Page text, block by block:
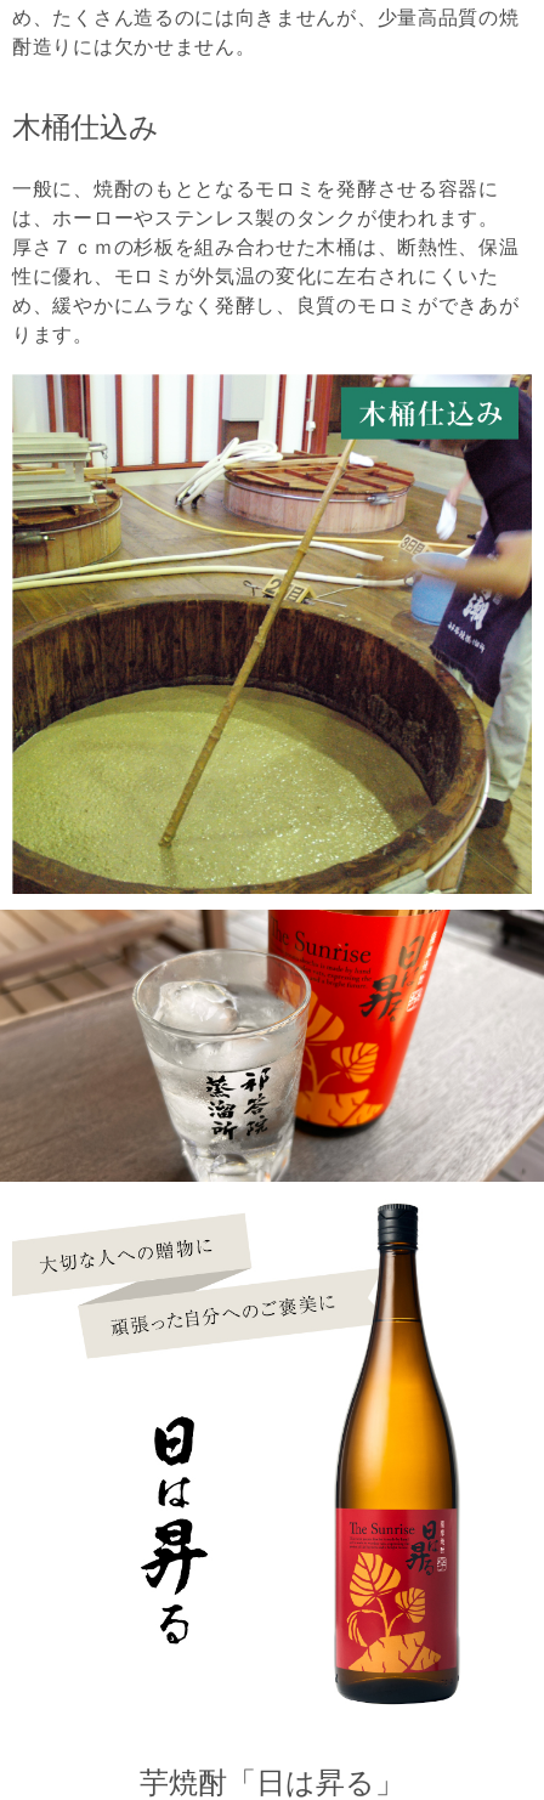
め、たくさん造るのには向きませんが、少量高品質の焼
酎造りには欠かせません。
木桶仕込み
一般に、焼酎のもととなるモロミを発酵させる容器に
は、ホーローやステンレス製のタンクが使われます。
厚さ７ｃｍの杉板を組み合わせた木桶は、断熱性、保温
性に優れ、モロミが外気温の変化に左右されにくいた
め、緩やかにムラなく発酵し、良質のモロミができあが
ります。
芋焼酎「日は昇る」